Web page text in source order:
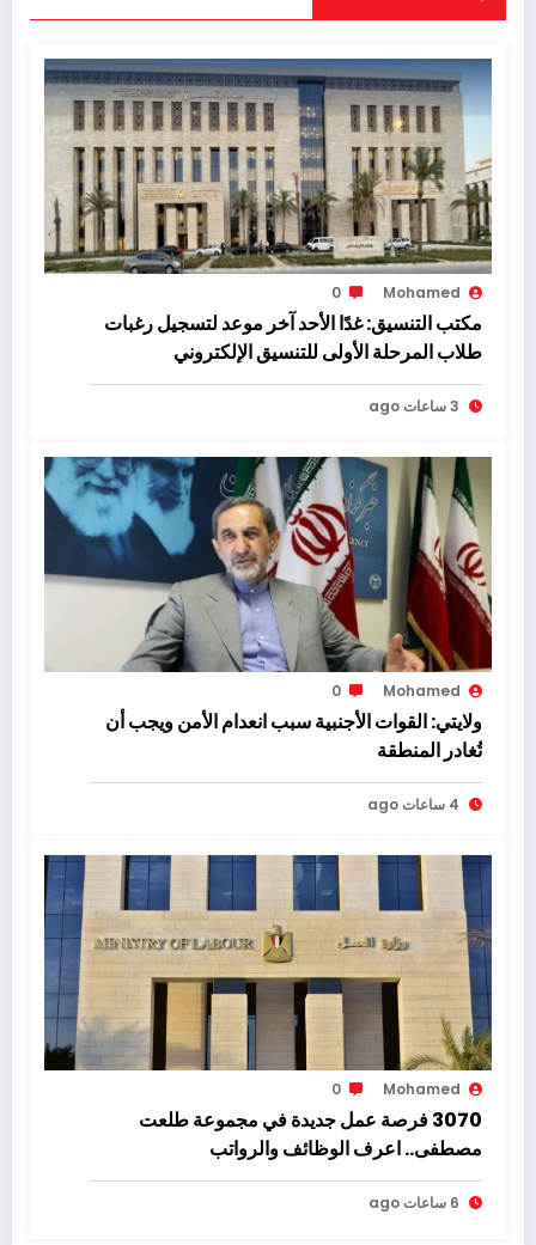
Mohamed
0
مكتب التنسيق: غدًا الأحد آخر موعد لتسجيل رغبات
طلاب المرحلة الأولى للتنسيق الإلكتروني
3 ساعات ago
Mohamed
0
ولايتي: القوات الأجنبية سبب انعدام الأمن ويجب أن
تُغادر المنطقة
4 ساعات ago
Mohamed
0
3070 فرصة عمل جديدة في مجموعة طلعت
مصطفى.. اعرف الوظائف والرواتب
6 ساعات ago